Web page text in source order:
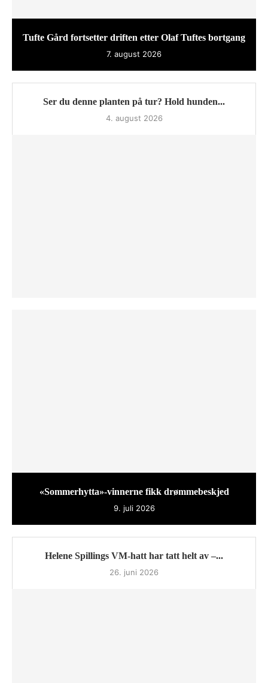
Tufte Gård fortsetter driften etter Olaf Tuftes bortgang
7. august 2026
Ser du denne planten på tur? Hold hunden...
4. august 2026
«Sommerhytta»-vinnerne fikk drømmebeskjed
9. juli 2026
Helene Spillings VM-hatt har tatt helt av –...
26. juni 2026